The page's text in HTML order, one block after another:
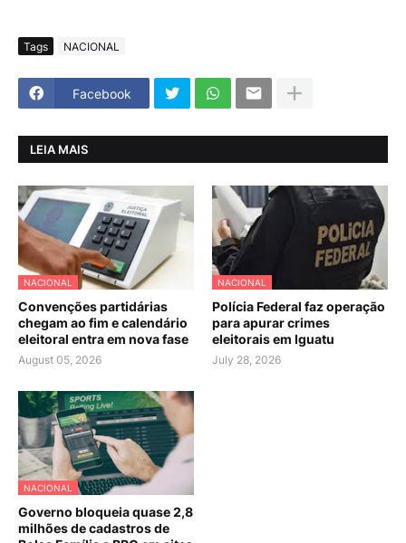
Tags NACIONAL
Facebook
LEIA MAIS
NACIONAL
Convenções partidárias
chegam ao fim e calendário
eleitoral entra em nova fase
August 05, 2026
NACIONAL
Polícia Federal faz operação
para apurar crimes
eleitorais em Iguatu
July 28, 2026
NACIONAL
Governo bloqueia quase 2,8
milhões de cadastros de